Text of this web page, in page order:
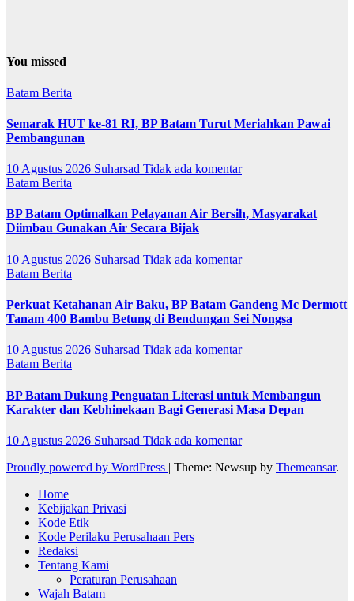
You missed
Batam Berita
Semarak HUT ke-81 RI, BP Batam Turut Meriahkan Pawai
Pembangunan
10 Agustus 2026 Suharsad Tidak ada komentar
Batam Berita
BP Batam Optimalkan Pelayanan Air Bersih, Masyarakat
Diimbau Gunakan Air Secara Bijak
10 Agustus 2026 Suharsad Tidak ada komentar
Batam Berita
Perkuat Ketahanan Air Baku, BP Batam Gandeng Mc Dermott
Tanam 400 Bambu Betung di Bendungan Sei Nongsa
10 Agustus 2026 Suharsad Tidak ada komentar
Batam Berita
BP Batam Dukung Penguatan Literasi untuk Membangun
Karakter dan Kebhinekaan Bagi Generasi Masa Depan
10 Agustus 2026 Suharsad Tidak ada komentar
Proudly powered by WordPress | Theme: Newsup by Themeansar.
Home
Kebijakan Privasi
Kode Etik
Kode Perilaku Perusahaan Pers
Redaksi
Tentang Kami
Peraturan Perusahaan
Wajah Batam